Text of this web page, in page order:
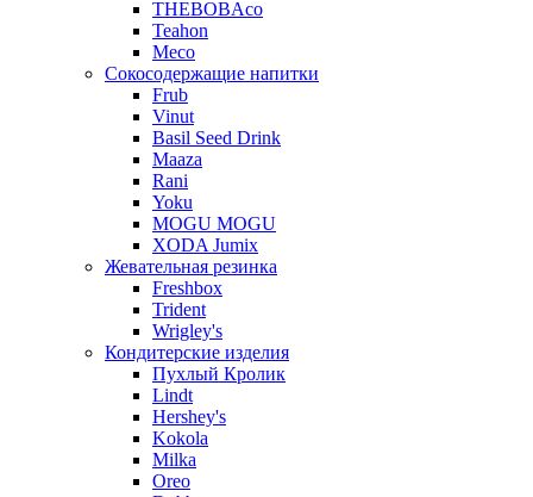
THEBOBAco
Teahon
Meco
Сокосодержащие напитки
Frub
Vinut
Basil Seed Drink
Maaza
Rani
Yoku
MOGU MOGU
XODA Jumix
Жевательная резинка
Freshbox
Trident
Wrigley's
Кондитерские изделия
Пухлый Кролик
Lindt
Hershey's
Kokola
Milka
Oreo